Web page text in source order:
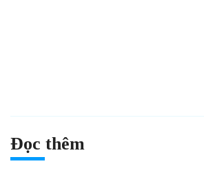
Đọc thêm